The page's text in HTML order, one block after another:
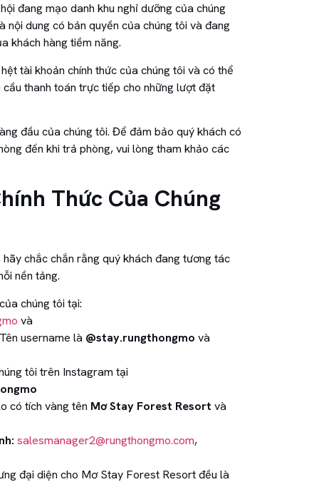
đang mạo danh khu nghỉ dưỡng của chúng
nội dung có bản quyền của chúng tôi và đang
khách hàng tiềm năng.
tài khoản chính thức của chúng tôi và có thể
thanh toán trực tiếp cho những lượt đặt
đầu của chúng tôi. Để đảm bảo quý khách có
đến khi trả phòng, vui lòng tham khảo các
Thức Của Chúng
chắc chắn rằng quý khách đang tương tác
nền tảng.
chúng tôi tại:
và
username là @stay.rungthongmo và
tôi trên Instagram tại
có tích vàng tên Mơ Stay Forest Resort và
salesmanager2@rungthongmo.com,
đại diện cho Mơ Stay Forest Resort đều là